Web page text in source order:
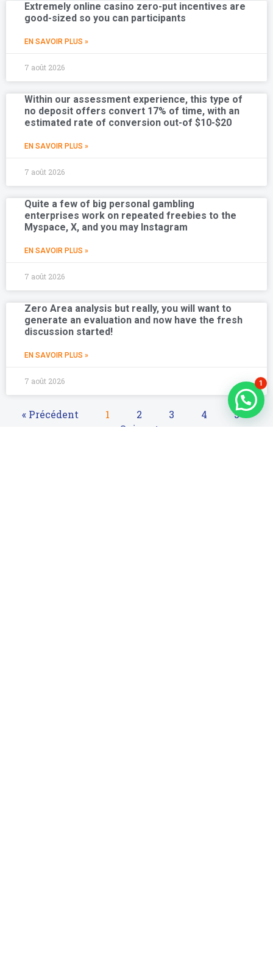
Extremely online casino zero-put incentives are
good-sized so you can participants
EN SAVOIR PLUS »
7 août 2026
Within our assessment experience, this type of
no deposit offers convert 17% of time, with an
estimated rate of conversion out-of $10-$20
EN SAVOIR PLUS »
7 août 2026
Quite a few of big personal gambling
enterprises work on repeated freebies to the
Myspace, X, and you may Instagram
EN SAVOIR PLUS »
7 août 2026
Zero Area analysis but really, you will want to
generate an evaluation and now have the fresh
discussion started!
EN SAVOIR PLUS »
7 août 2026
« Précédent 1 2 3 4
5
Suivant »
1